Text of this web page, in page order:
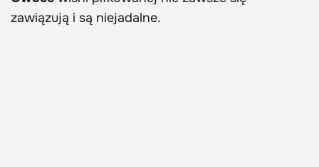
zawiązują i są niejadalne.